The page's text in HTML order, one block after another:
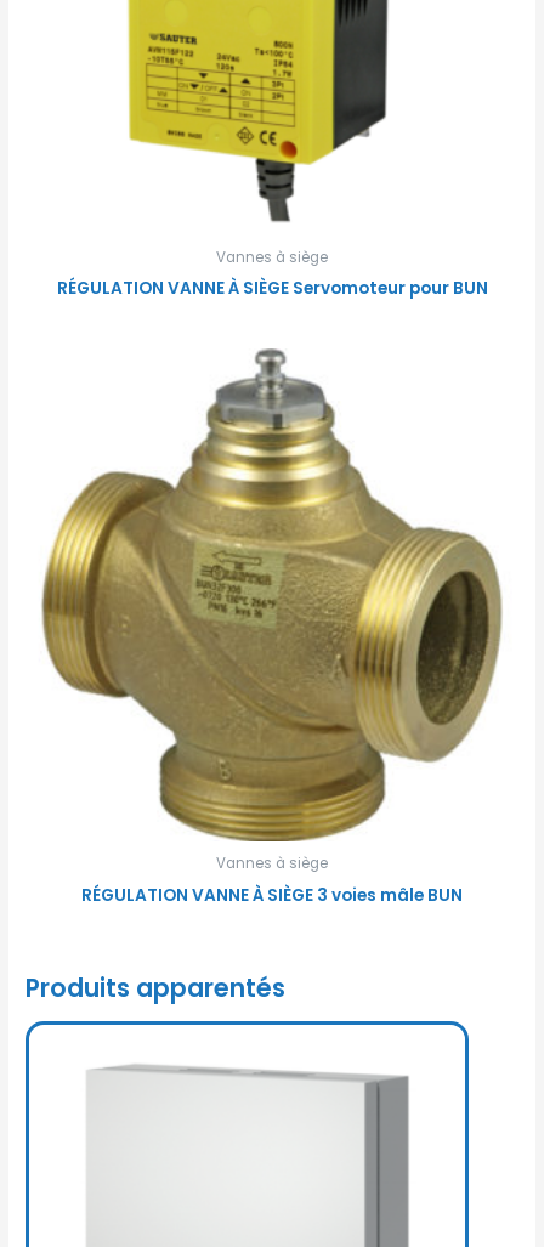
Vannes à siège
RÉGULATION VANNE À SIÈGE Servomoteur pour BUN
Vannes à siège
RÉGULATION VANNE À SIÈGE 3 voies mâle BUN
Produits apparentés